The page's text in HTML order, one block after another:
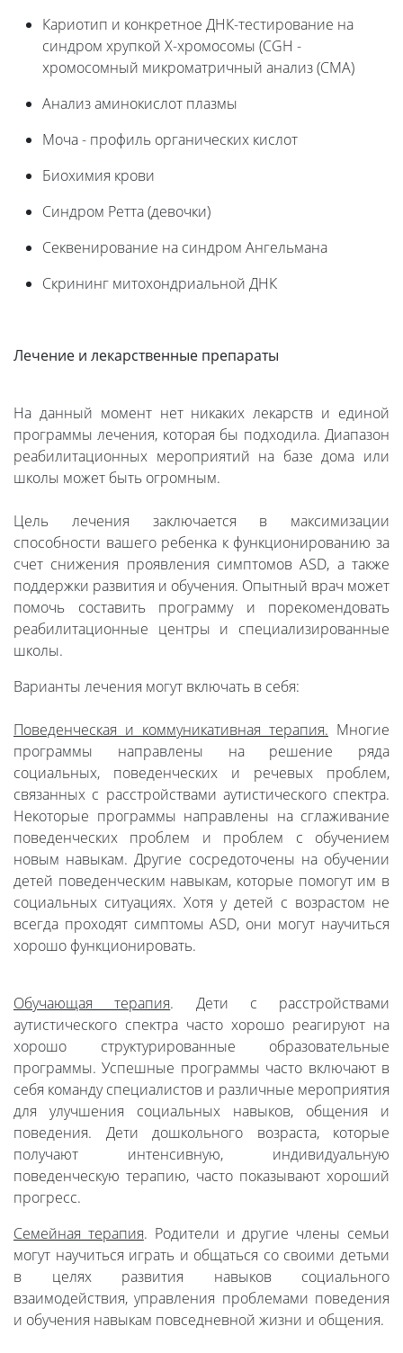
Кариотип и конкретное ДНК-тестирование на
синдром хрупкой Х-хромосомы (CGH -
хромосомный микроматричный анализ (CMA)
Анализ аминокислот плазмы
Моча - профиль органических кислот
Биохимия крови
Синдром Ретта (девочки)
Секвенирование на синдром Ангельмана
Скрининг митохондриальной ДНК
Лечение и лекарственные препараты
На данный момент нет никаких лекарств и единой
программы лечения, которая бы подходила. Диапазон
реабилитационных мероприятий на базе дома или
школы может быть огромным.
Цель лечения заключается в максимизации
способности вашего ребенка к функционированию за
счет снижения проявления симптомов ASD, а также
поддержки развития и обучения. Опытный врач может
помочь составить программу и порекомендовать
реабилитационные центры и специализированные
школы.
Варианты лечения могут включать в себя:
Поведенческая и коммуникативная терапия. Многие
программы направлены на решение ряда
социальных, поведенческих и речевых проблем,
связанных с расстройствами аутистического спектра.
Некоторые программы направлены на сглаживание
поведенческих проблем и проблем с обучением
новым навыкам. Другие сосредоточены на обучении
детей поведенческим навыкам, которые помогут им в
социальных ситуациях. Хотя у детей с возрастом не
всегда проходят симптомы ASD, они могут научиться
хорошо функционировать.
Обучающая терапия. Дети с расстройствами
аутистического спектра часто хорошо реагируют на
хорошо структурированные образовательные
программы. Успешные программы часто включают в
себя команду специалистов и различные мероприятия
для улучшения социальных навыков, общения и
поведения. Дети дошкольного возраста, которые
получают интенсивную, индивидуальную
поведенческую терапию, часто показывают хороший
прогресс.
Семейная терапия. Родители и другие члены семьи
могут научиться играть и общаться со своими детьми
в целях развития навыков социального
взаимодействия, управления проблемами поведения
и обучения навыкам повседневной жизни и общения.